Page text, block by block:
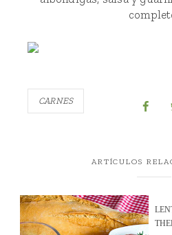
CARNES
ARTÍCULOS